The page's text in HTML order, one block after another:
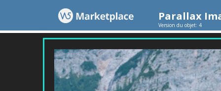
Parallax
Version du objet: 4